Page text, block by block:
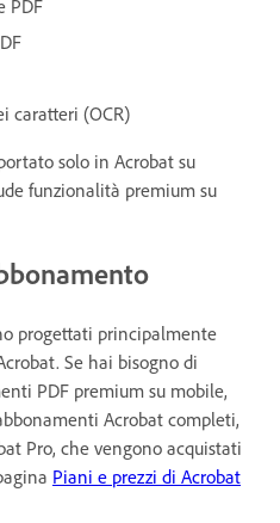
PDF
caratteri (OCR)
solo in Acrobat su
funzionalità premium su
progettati principalmente
Se hai bisogno di
PDF premium su mobile,
Acrobat completi,
Pro, che vengono acquistati
Piani e prezzi di Acrobat